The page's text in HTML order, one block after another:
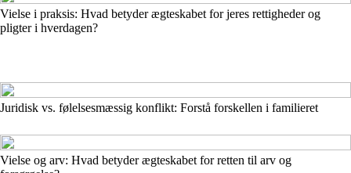
Vielse i praksis: Hvad betyder ægteskabet for jeres rettigheder og
pligter i hverdagen?
Juridisk vs. følelsesmæssig konflikt: Forstå forskellen i familieret
Vielse og arv: Hvad betyder ægteskabet for retten til arv og